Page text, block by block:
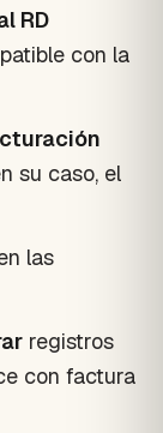
RD
con la
su caso, el
las
registros
con factura